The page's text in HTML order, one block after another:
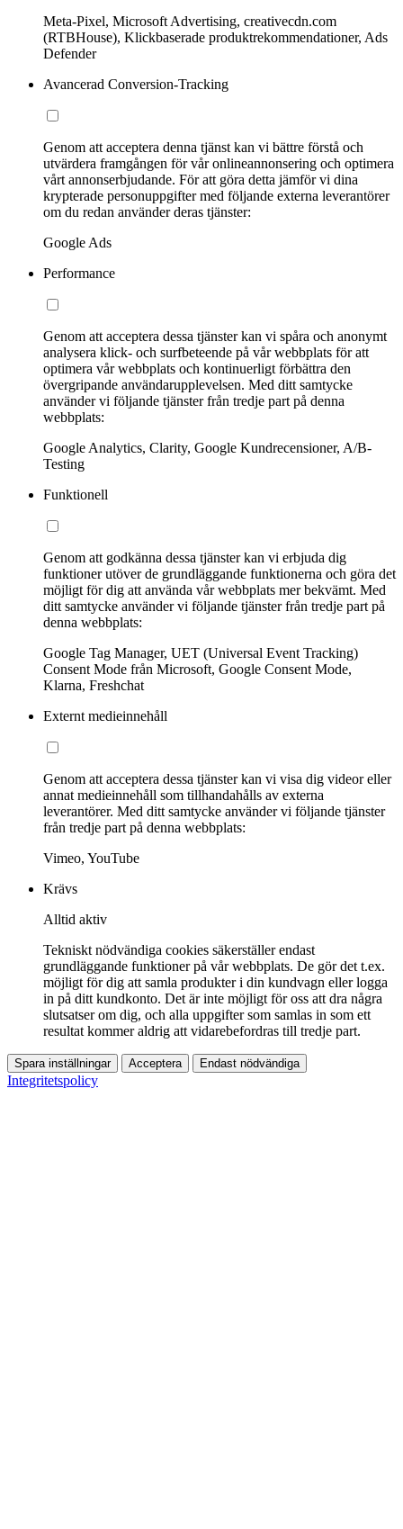
Meta-Pixel, Microsoft Advertising, creativecdn.com
(RTBHouse), Klickbaserade produktrekommendationer, Ads
Defender
Avancerad Conversion-Tracking
Genom att acceptera denna tjänst kan vi bättre förstå och
utvärdera framgången för vår onlineannonsering och optimera
vårt annonserbjudande. För att göra detta jämför vi dina
krypterade personuppgifter med följande externa leverantörer
om du redan använder deras tjänster:
Google Ads
Performance
Genom att acceptera dessa tjänster kan vi spåra och anonymt
analysera klick- och surfbeteende på vår webbplats för att
optimera vår webbplats och kontinuerligt förbättra den
övergripande användarupplevelsen. Med ditt samtycke
använder vi följande tjänster från tredje part på denna
webbplats:
Google Analytics, Clarity, Google Kundrecensioner, A/B-
Testing
Funktionell
Genom att godkänna dessa tjänster kan vi erbjuda dig
funktioner utöver de grundläggande funktionerna och göra det
möjligt för dig att använda vår webbplats mer bekvämt. Med
ditt samtycke använder vi följande tjänster från tredje part på
denna webbplats:
Google Tag Manager, UET (Universal Event Tracking)
Consent Mode från Microsoft, Google Consent Mode,
Klarna, Freshchat
Externt medieinnehåll
Genom att acceptera dessa tjänster kan vi visa dig videor eller
annat medieinnehåll som tillhandahålls av externa
leverantörer. Med ditt samtycke använder vi följande tjänster
från tredje part på denna webbplats:
Vimeo, YouTube
Krävs
Alltid aktiv
Tekniskt nödvändiga cookies säkerställer endast
grundläggande funktioner på vår webbplats. De gör det t.ex.
möjligt för dig att samla produkter i din kundvagn eller logga
in på ditt kundkonto. Det är inte möjligt för oss att dra några
slutsatser om dig, och alla uppgifter som samlas in som ett
resultat kommer aldrig att vidarebefordras till tredje part.
Spara inställningar Acceptera Endast nödvändiga
Integritetspolicy